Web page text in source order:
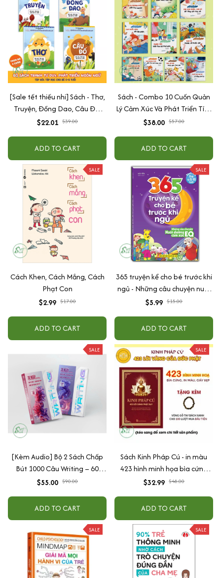
[Sale tết thiếu nhi] Sách - Thơ,
Truyện, Đồng Dao, Câu Đố,
Tập Nói Tập Đọc Cho Bé 0-6
$22.01 $39.00
ADD TO CART
Sách - Combo 10 Cuốn Quản
Lý Cảm Xúc Và Phát Triển Tính
Cách Cho Bé Từ 2 - 6 Tuổi
$38.00 $57.00
ADD TO CART
SALE
Cách Khen, Cách Mắng, Cách
Phạt Con
$2.99 $17.00
ADD TO CART
SALE
365 truyện kể cho bé trước khi
ngủ - Những câu chuyện nuôi
dưỡng cảm xúc EQ (2-12 tuổi)
$5.99 $15.00
ADD TO CART
SALE
[Kèm Audio] Bộ 2 Sách Chấp
Bút 1000 Câu Writing – 60
Ngày Gieo Trồng Tư Duy
$55.00 $90.00
ADD TO CART
SALE
Sách Kinh Pháp Cú - in màu
423 hình minh họa bìa cứng
cao cấp + tặng kèm vòng tay
$32.99 $48.00
ADD TO CART
SALE SALE